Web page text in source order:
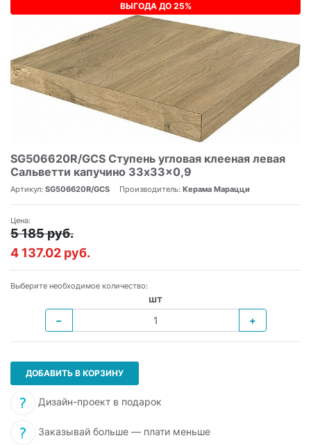
ВЫГОДА ДО 25%
SG506620R/GCS Ступень угловая клееная левая
Сальветти капучино 33x33x0,9
Артикул: SG506620R/GCS Производитель: Керама Марацци
Цена:
5 185 руб.
4 137.02 руб.
Выберите необходимое количество:
шт
−
+
ДОБАВИТЬ В КОРЗИНУ
Дизайн-проект в подарок
Заказывай больше — плати меньше